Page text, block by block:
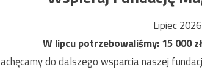
Lipiec 2026
W lipcu potrzebowaliśmy:15 000
do dalszego wsparcia naszej